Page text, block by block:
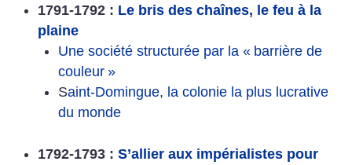
1791-1792 : Le bris des chaînes, le feu à la
plaine
Une société structurée par la « barrière de
couleur »
Saint-Domingue, la colonie la plus lucrative
du monde
1792-1793 : S’allier aux impérialistes pour